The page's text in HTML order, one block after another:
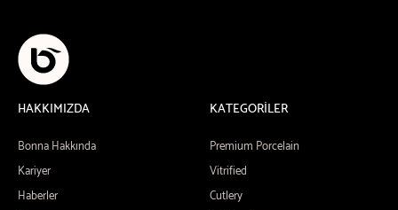
HAKKIMIZDA
Bonna Hakkında
Kariyer
Haberler
KATEGORİLER
Premium Porcelain
Vitrified
Cutlery